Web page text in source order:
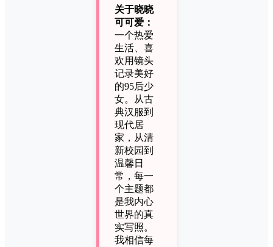
关于晓晓
可可爱：
一个热爱
生活、喜
欢用镜头
记录美好
的95后少
女。从古
典汉服到
现代居
家，从清
新校园到
温馨日
常，每一
个主题都
是我内心
世界的真
实写照。
我相信每